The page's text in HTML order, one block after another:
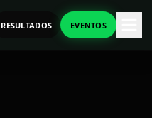
RESULTADOS EVENTOS